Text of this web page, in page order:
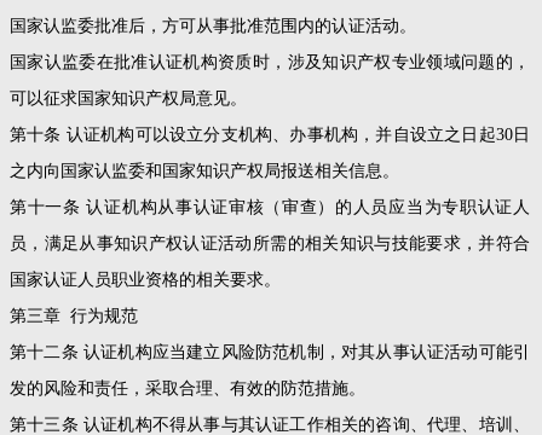
国家认监委批准后，方可从事批准范围内的认证活动。
国家认监委在批准认证机构资质时，涉及知识产权专业领域问题的，
可以征求国家知识产权局意见。
第十条 认证机构可以设立分支机构、办事机构，并自设立之日起30日
之内向国家认监委和国家知识产权局报送相关信息。
第十一条 认证机构从事认证审核（审查）的人员应当为专职认证人
员，满足从事知识产权认证活动所需的相关知识与技能要求，并符合
国家认证人员职业资格的相关要求。
第三章 行为规范
第十二条 认证机构应当建立风险防范机制，对其从事认证活动可能引
发的风险和责任，采取合理、有效的防范措施。
第十三条 认证机构不得从事与其认证工作相关的咨询、代理、培训、